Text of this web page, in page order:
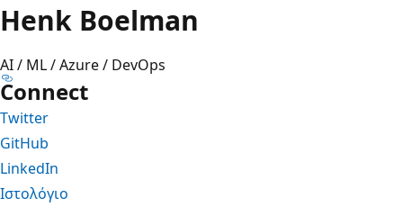
Henk Boelman
AI / ML / Azure / DevOps
Connect
Twitter
GitHub
LinkedIn
Ιστολόγιο